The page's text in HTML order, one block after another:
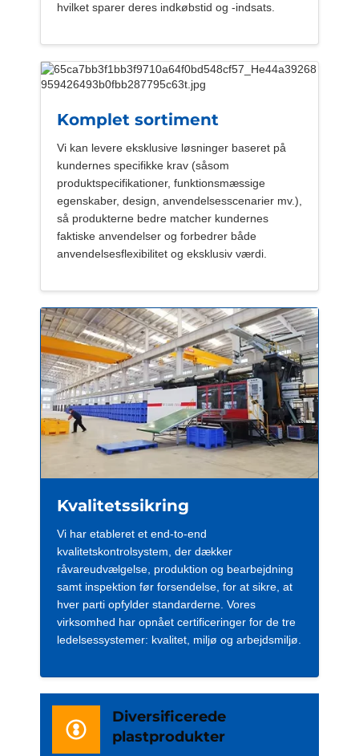
hvilket sparer deres indkøbstid og -indsats.
Komplet sortiment
Vi kan levere eksklusive løsninger baseret på
kundernes specifikke krav (såsom
produktspecifikationer, funktionsmæssige
egenskaber, design, anvendelsesscenarier mv.),
så produkterne bedre matcher kundernes
faktiske anvendelser og forbedrer både
anvendelsesflexibilitet og eksklusiv værdi.
Kvalitetssikring
Vi har etableret et end-to-end
kvalitetskontrolsystem, der dækker
råvareudvælgelse, produktion og bearbejdning
samt inspektion før forsendelse, for at sikre, at
hver parti opfylder standarderne. Vores
virksomhed har opnået certificeringer for de tre
ledelsessystemer: kvalitet, miljø og arbejdsmiljø.
Diversificerede
plastprodukter